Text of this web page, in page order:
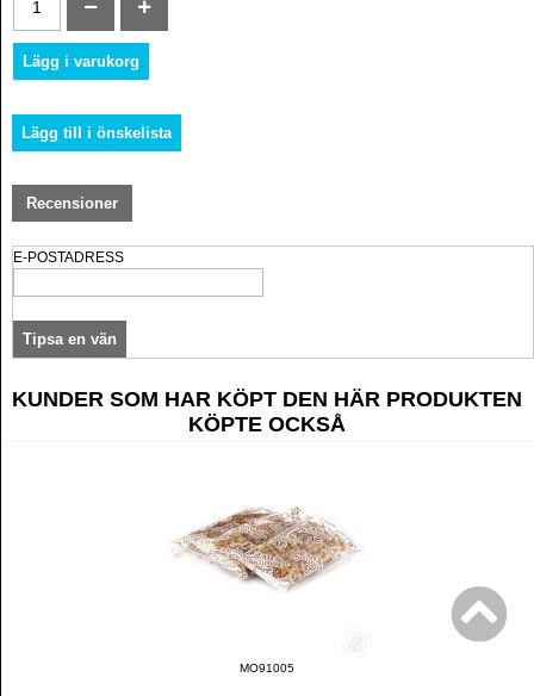
Recensioner
E-POSTADRESS
KUNDER SOM HAR KÖPT DEN HÄR PRODUKTEN
KÖPTE OCKSÅ
MO91005